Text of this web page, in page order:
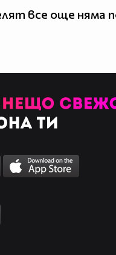
все още няма